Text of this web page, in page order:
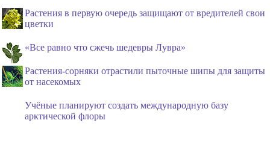
Растения в первую очередь защищают от вредителей свои
цветки
«Все равно что сжечь шедевры Лувра»
Растения-сорняки отрастили пыточные шипы для защиты
от насекомых
Учёные планируют создать международную базу
арктической флоры